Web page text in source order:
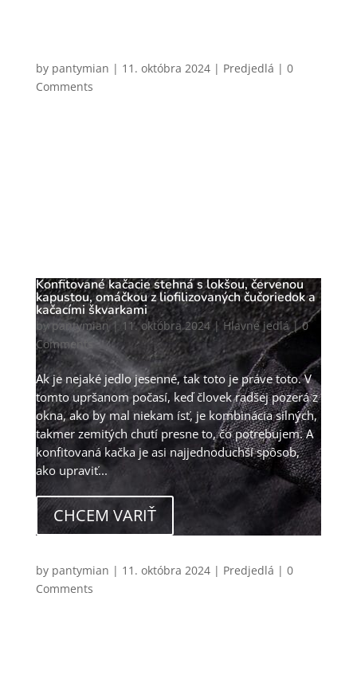
by pantymian | 11. októbra 2024| Predjedlá | 0
Comments
Konfitované kačacie stehná s lokšou, červenou
kapustou, omáčkou z liofilizovaných čučoriedok a
kačacími škvarkami
bypantymian| 11. októbra 2024| Hlavné jedlá| 0
Comments
Ak je nejaké jedlo jesenné, tak toto je práve toto. V
tomto upršanom počasí, keď človek radšej pozerá z
okna, ako by mal niekam ísť, je kombinácia silných,
takmer zemitých chutí presne to, čo potrebujem. A
konfitovaná kačka je asi najjednoduchší spôsob,
ako upraviť...
CHCEM VARIŤ
by pantymian | 11. októbra 2024| Predjedlá | 0
Comments